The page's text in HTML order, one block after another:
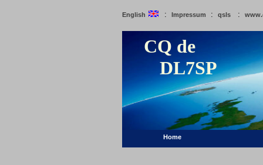
English : Impressum : qsls :
CQ de
DL7SP
Home